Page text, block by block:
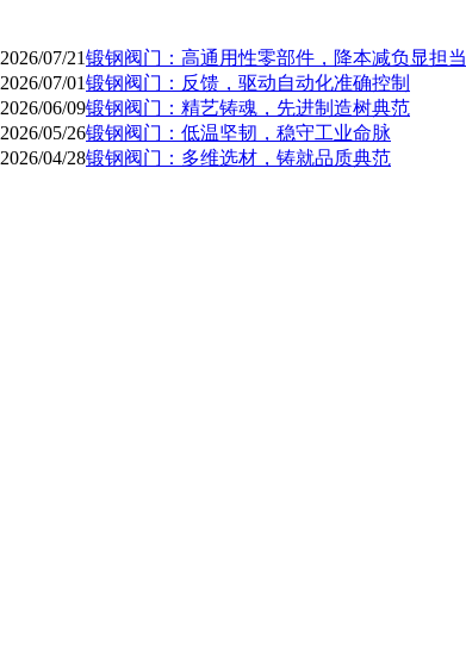
2026/07/21锻钢阀门：高通用性零部件，降本减负显担当
2026/07/01锻钢阀门：反馈，驱动自动化准确控制
2026/06/09锻钢阀门：精艺铸魂，先进制造树典范
2026/05/26锻钢阀门：低温坚韧，稳守工业命脉
2026/04/28锻钢阀门：多维选材，铸就品质典范